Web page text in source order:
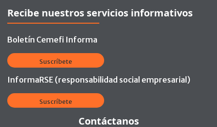
Recibe nuestros servicios informativos
Boletín Cemefi Informa
Suscríbete
InformaRSE (responsabilidad social empresarial)
Suscríbete
Contáctanos